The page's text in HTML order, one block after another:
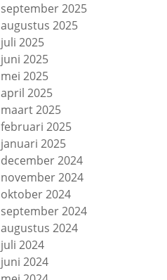
september 2025
augustus 2025
juli 2025
juni 2025
mei 2025
april 2025
maart 2025
februari 2025
januari 2025
december 2024
november 2024
oktober 2024
september 2024
augustus 2024
juli 2024
juni 2024